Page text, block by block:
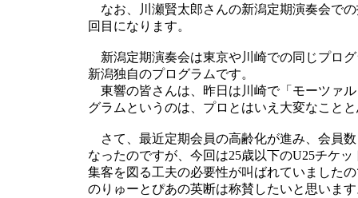
なお、川瀬賢太郎さんの新潟定期演奏会での
回目になります。
新潟定期演奏会は東京や川崎での同じプロ
新潟独自のプログラムです。
東響の皆さんは、昨日は川崎で「モーツァ
グラムというのは、プロとはいえ大変なこと
さて、最近定期会員の高齢化が進み、会員
なったのですが、今回は25歳以下のU25チケ
集客を図る工夫の必要性が叫ばれていました
のりゅーとぴあの英断は称賛したいと思いま